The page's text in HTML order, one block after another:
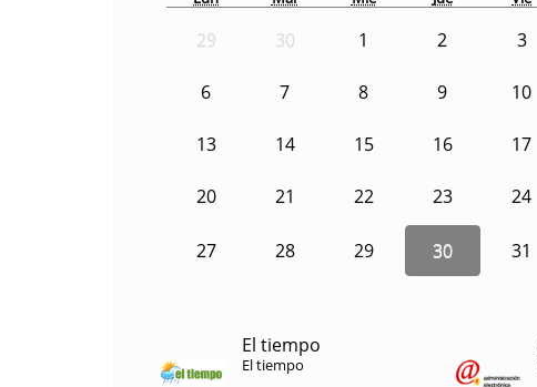
29 30 1 2 3
6 7 8 9 10
13 14 15 16 17
20 21 22 23 24
27 28 29 30 31
El tiempo
El tiempo